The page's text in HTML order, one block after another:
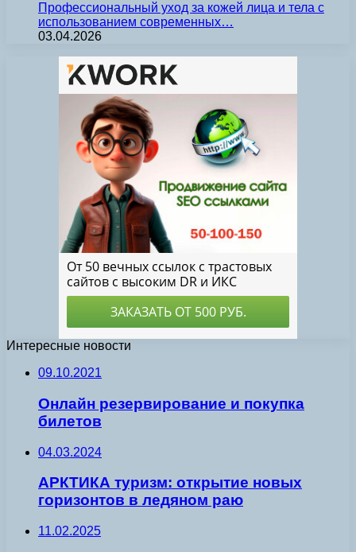
Профессиональный уход за кожей лица и тела с
использованием современных…
03.04.2026
Интересные новости
09.10.2021
Онлайн резервирование и покупка
билетов
04.03.2024
АРКТИКА туризм: открытие новых
горизонтов в ледяном раю
11.02.2025